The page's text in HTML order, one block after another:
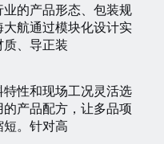
的产品形态、包装规
航通过模块化设计实
、导正装
性和现场工况灵活选
产品配方，让多品项
。针对高